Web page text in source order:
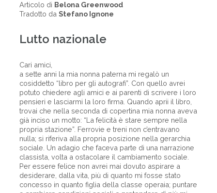
Articolo di Belona Greenwood
Tradotto da Stefano Ignone
Lutto nazionale
Cari amici,
a sette anni la mia nonna paterna mi regalò un
cosiddetto “libro per gli autografi”. Con quello avrei
potuto chiedere agli amici e ai parenti di scrivere i loro
pensieri e lasciarmi la loro firma. Quando aprii il libro,
trovai che nella seconda di copertina mia nonna aveva
già inciso un motto: “La felicità è stare sempre nella
propria stazione”. Ferrovie e treni non c’entravano
nulla; si riferiva alla propria posizione nella gerarchia
sociale. Un adagio che faceva parte di una narrazione
classista, volta a ostacolare il cambiamento sociale.
Per essere felice non avrei mai dovuto aspirare a
desiderare, dalla vita, più di quanto mi fosse stato
concesso in quanto figlia della classe operaia; puntare